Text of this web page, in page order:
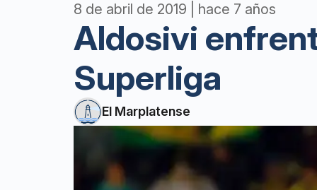
8 de abril de 2019 | hace 7 años
Aldosivi
Superliga
El Marplatense